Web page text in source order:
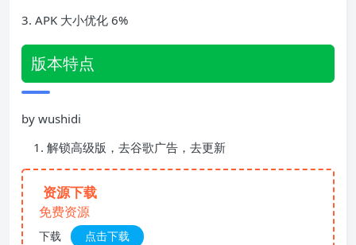
3. APK 大小优化 6%
版本特点
by wushidi
解锁高级版，去谷歌广告，去更新
资源下载
免费资源
下载 点击下载